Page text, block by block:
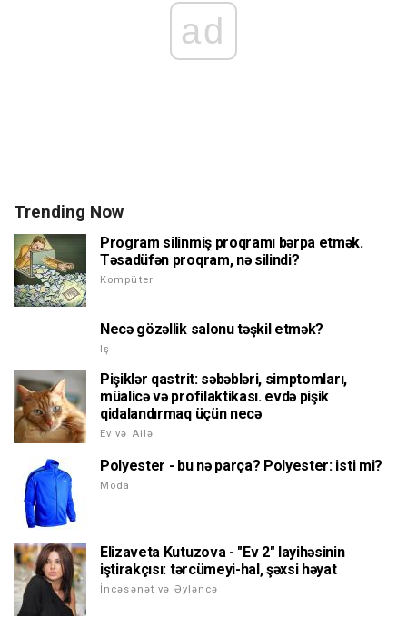
ad
Trending Now
Program silinmiş proqramı bərpa etmək.
Təsadüfən proqram, nə silindi?
Kompüter
Necə gözəllik salonu təşkil etmək?
Iş
Pişiklər qastrit: səbəbləri, simptomları,
müalicə və profilaktikası. evdə pişik
qidalandırmaq üçün necə
Ev və Ailə
Polyester - bu nə parça? Polyester: isti mi?
Moda
Elizaveta Kutuzova - "Ev 2" layihəsinin
iştirakçısı: tərcümeyi-hal, şəxsi həyat
İncəsənət və Əyləncə